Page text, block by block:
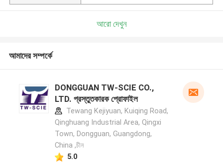
আরো দেখুন
আমাদের সম্পর্কে
DONGGUAN TW-SCIE CO.,
LTD. প্রস্তুতকারক প্রোফাইল
Tewang Kejiyuan, Kuiqing Road,
Qinghuang Industrial Area, Qingxi
Town, Dongguan, Guangdong,
China ,চীন
5.0